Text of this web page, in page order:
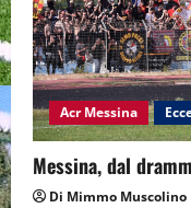
Acr Messina
Messina, dal
Di Mimmo Muscolino